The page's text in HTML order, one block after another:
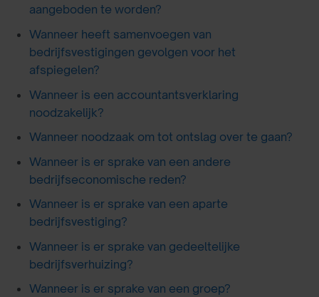
aangeboden te worden?
Wanneer heeft samenvoegen van
bedrijfsvestigingen gevolgen voor het
afspiegelen?
Wanneer is een accountantsverklaring
noodzakelijk?
Wanneer noodzaak om tot ontslag over te gaan?
Wanneer is er sprake van een andere
bedrijfseconomische reden?
Wanneer is er sprake van een aparte
bedrijfsvestiging?
Wanneer is er sprake van gedeeltelijke
bedrijfsverhuizing?
Wanneer is er sprake van een groep?